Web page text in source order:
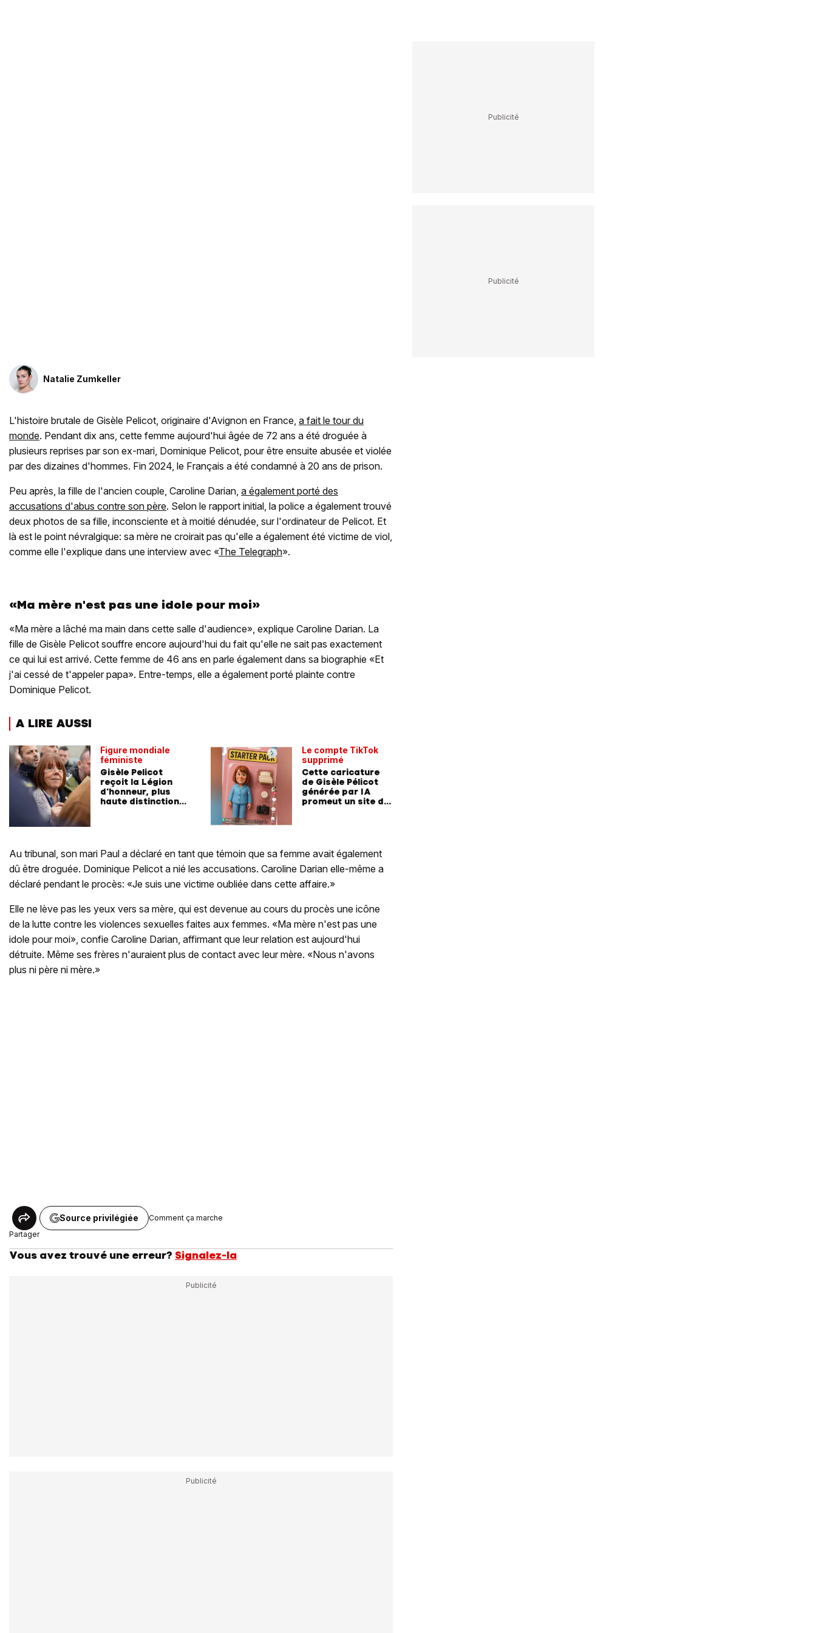
Natalie Zumkeller
L'histoire brutale de Gisèle Pelicot, originaire d'Avignon en France, a fait le tour du
monde. Pendant dix ans, cette femme aujourd'hui âgée de 72 ans a été droguée à
plusieurs reprises par son ex-mari, Dominique Pelicot, pour être ensuite abusée et violée
par des dizaines d'hommes. Fin 2024, le Français a été condamné à 20 ans de prison.
Peu après, la fille de l'ancien couple, Caroline Darian, a également porté des
accusations d'abus contre son père. Selon le rapport initial, la police a également trouvé
deux photos de sa fille, inconsciente et à moitié dénudée, sur l'ordinateur de Pelicot. Et
là est le point névralgique: sa mère ne croirait pas qu'elle a également été victime de viol,
comme elle l'explique dans une interview avec «The Telegraph».
«Ma mère n'est pas une idole pour moi»
«Ma mère a lâché ma main dans cette salle d'audience», explique Caroline Darian. La
fille de Gisèle Pelicot souffre encore aujourd'hui du fait qu'elle ne sait pas exactement
ce qui lui est arrivé. Cette femme de 46 ans en parle également dans sa biographie «Et
j'ai cessé de t'appeler papa». Entre-temps, elle a également porté plainte contre
Dominique Pelicot.
A LIRE AUSSI
Figure mondiale
féministe
Gisèle Pelicot
reçoit la Légion
d'honneur, plus
haute distinction
Le compte TikTok
supprimé
Cette caricature
de Gisèle Pélicot
générée par IA
promeut un site de
Au tribunal, son mari Paul a déclaré en tant que témoin que sa femme avait également
dû être droguée. Dominique Pelicot a nié les accusations. Caroline Darian elle-même a
déclaré pendant le procès: «Je suis une victime oubliée dans cette affaire.»
Elle ne lève pas les yeux vers sa mère, qui est devenue au cours du procès une icône
de la lutte contre les violences sexuelles faites aux femmes. «Ma mère n'est pas une
idole pour moi», confie Caroline Darian, affirmant que leur relation est aujourd'hui
détruite. Même ses frères n'auraient plus de contact avec leur mère. «Nous n'avons
plus ni père ni mère.»
Partager
Source privilégiée Comment ça marche
Vous avez trouvé une erreur? Signalez-la